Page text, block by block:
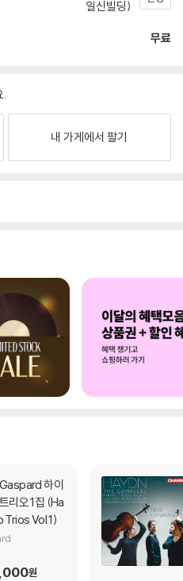
일신빌딩)
무료
.
내 가게에서 팔기
리오 1집 (Ha
Trios Vol.1)
원